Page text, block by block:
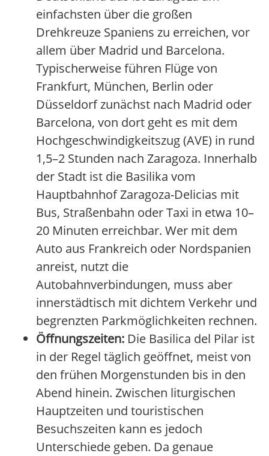
einfachsten über die großen
Drehkreuze Spaniens zu erreichen, vor
allem über Madrid und Barcelona.
Typischerweise führen Flüge von
Frankfurt, München, Berlin oder
Düsseldorf zunächst nach Madrid oder
Barcelona, von dort geht es mit dem
Hochgeschwindigkeitszug (AVE) in rund
1,5–2 Stunden nach Zaragoza. Innerhalb
der Stadt ist die Basilika vom
Hauptbahnhof Zaragoza-Delicias mit
Bus, Straßenbahn oder Taxi in etwa 10–
20 Minuten erreichbar. Wer mit dem
Auto aus Frankreich oder Nordspanien
anreist, nutzt die
Autobahnverbindungen, muss aber
innerstädtisch mit dichtem Verkehr und
begrenzten Parkmöglichkeiten rechnen.
Öffnungszeiten: Die Basilica del Pilar ist
in der Regel täglich geöffnet, meist von
den frühen Morgenstunden bis in den
Abend hinein. Zwischen liturgischen
Hauptzeiten und touristischen
Besuchszeiten kann es jedoch
Unterschiede geben. Da genaue